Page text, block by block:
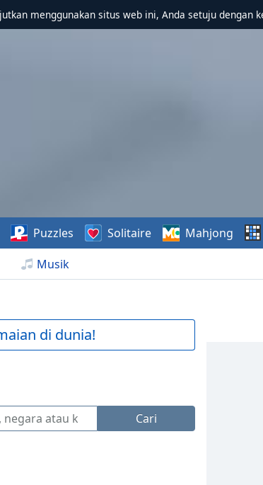
menggunakan situs web ini, Anda setuju dengan
Musik
Puzzles Solitaire Mahjong
di dunia!
Cari